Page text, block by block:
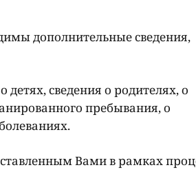
дополнительные сведения,
детях, сведения о родителях, о
пребывания, о
Вами в рамках